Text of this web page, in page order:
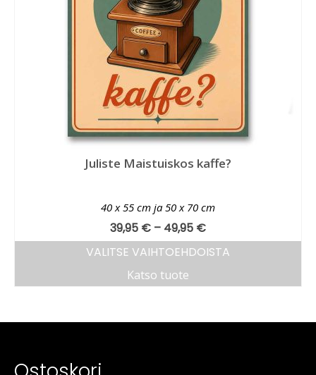
Juliste Maistuiskos kaffe?
40 x 55 cm ja 50 x 70 cm
39,95 € – 49,95 €
VALITSE VAIHTOEHDOISTA
Katso tuote